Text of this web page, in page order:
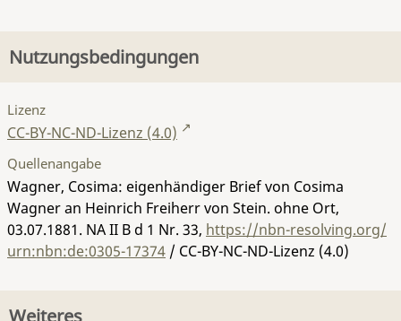
Nutzungsbedingungen
Lizenz
CC-BY-NC-ND-Lizenz (4.0)
Quellenangabe
Wagner, Cosima: eigenhändiger Brief von Cosima
Wagner an Heinrich Freiherr von Stein. ohne Ort,
03.07.1881. NA II B d 1 Nr. 33, https://nbn-resolving.org/
urn:nbn:de:0305-17374 / CC-BY-NC-ND-Lizenz (4.0)
Weiteres